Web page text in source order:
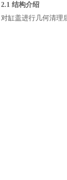
2.1 结构介绍
对缸盖进行几何清理